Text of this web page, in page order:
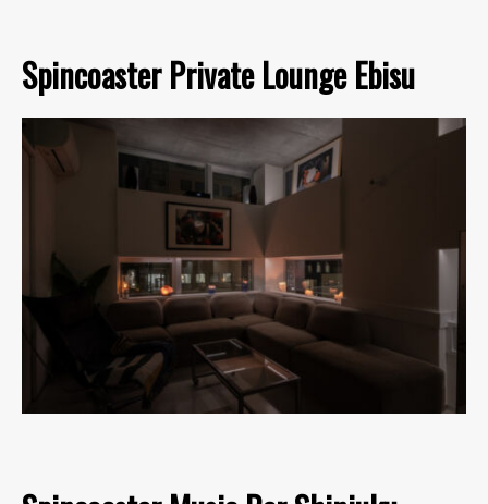
Spincoaster Private Lounge Ebisu